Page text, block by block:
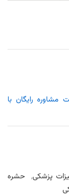
رایگان با
پزشکی, حشره